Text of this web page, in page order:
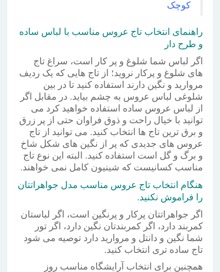
کوچک
راهنمای انتخاب تاج عروس مناسب با لباس ساده
و طرح دار
اگر لباس شما شلوغ و پر کار است، سراغ تاج
های شلوغ و پرکار نروید؛ از تاج هایی که یک ردیف
مروارید و نگین دارند استفاده کنید تا در بین
شلوغی لباس عروس به چشم بیاید. در مقابل اگر
از لباس عروس ساده استفاده خواهید کرد می
توانید با خیال راحت و ذوق فراوان حتی از پر زرق
و برق ترین تاج ها انتخاب کنید. می توانید از تاج
عروس های جدیدی که پر از نگین های شکل شاخ
و برگ و گل است استفاده کنید. البته این نوع تاج
مناسب کسانیست که شینیون کامل نمی خواهند.
هنگام انتخاب تاج عروس مناسب مدل جواهراتتان
را فراموش نکنید.
اگر جواهراتتان پرکار و پرنگین است، اگر لباستان
کمربند دارد، اگر کمربندتان نگین دارد، اگر تور
شما نگین و دانتل و مروارید دارد توصیه می شود
تاج ساده تری انتخاب کنید.
همچنین برای انتخاب آرایشگاه مناسب روز